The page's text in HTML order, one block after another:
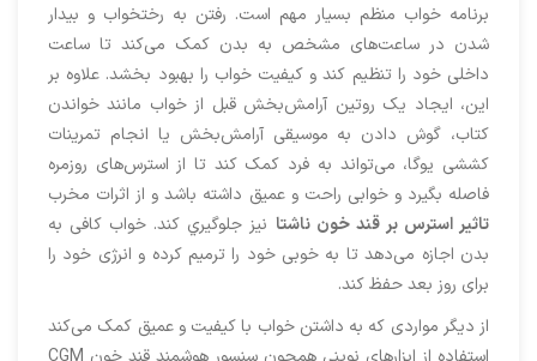
برنامه خواب منظم بسیار مهم است. رفتن به رختخواب و بیدار
شدن در ساعت‌های مشخص به بدن کمک می‌کند تا ساعت
داخلی خود را تنظیم کند و کیفیت خواب را بهبود بخشد. علاوه بر
این، ایجاد یک روتین آرامش‌بخش قبل از خواب مانند خواندن
کتاب، گوش دادن به موسیقی آرامش‌بخش یا انجام تمرینات
کششی یوگا، می‌تواند به فرد کمک کند تا از استرس‌های روزمره
فاصله بگیرد و خوابی راحت و عمیق داشته باشد و از اثرات مخرب
تاثير استرس بر قند خون ناشتا نيز جلوگيري كند. خواب کافی به
بدن اجازه می‌دهد تا به خوبی خود را ترمیم کرده و انرژی خود را
برای روز بعد حفظ کند.
از دیگر مواردی که به داشتن خواب با کیفیت و عمیق کمک می‌کند